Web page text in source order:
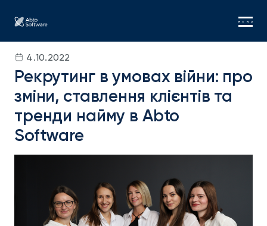
MENU
4.10.2022
Рекрутинг в умовах війни: про
зміни, ставлення клієнтів та
тренди найму в Abto
Software